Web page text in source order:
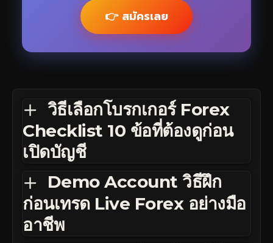
👉 สมัครเลย
วิธีเลือกโบรกเกอร์ Forex
Checklist 10 ข้อที่ต้องดูก่อน
เปิดบัญชี
Demo Account วิธีฝึก
ก่อนเทรด Live Forex อย่างมือ
อาชีพ